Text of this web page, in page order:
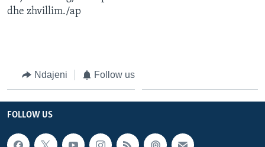
dhe zhvillim./ap
Ndajeni Follow us
FOLLOW US